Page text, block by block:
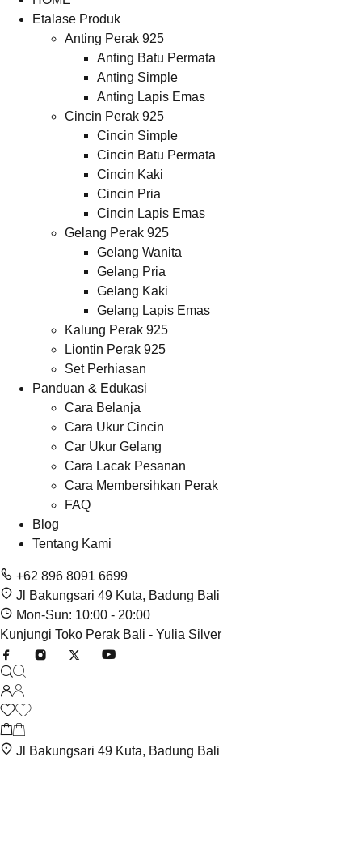
Etalase Produk
Anting Perak 925
Anting Batu Permata
Anting Simple
Anting Lapis Emas
Cincin Perak 925
Cincin Simple
Cincin Batu Permata
Cincin Kaki
Cincin Pria
Cincin Lapis Emas
Gelang Perak 925
Gelang Wanita
Gelang Pria
Gelang Kaki
Gelang Lapis Emas
Kalung Perak 925
Liontin Perak 925
Set Perhiasan
Panduan & Edukasi
Cara Belanja
Cara Ukur Cincin
Car Ukur Gelang
Cara Lacak Pesanan
Cara Membersihkan Perak
FAQ
Blog
Tentang Kami
+62 896 8091 6699
Jl Bakungsari 49 Kuta, Badung Bali
Mon-Sun: 10:00 - 20:00
Kunjungi Toko Perak Bali - Yulia Silver
Jl Bakungsari 49 Kuta, Badung Bali